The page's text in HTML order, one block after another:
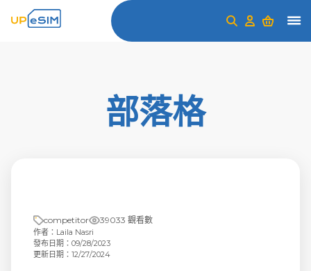
部落格
competitor 39033 觀看數
作者：Laila Nasri
發布日期：09/28/2023
更新日期：12/27/2024